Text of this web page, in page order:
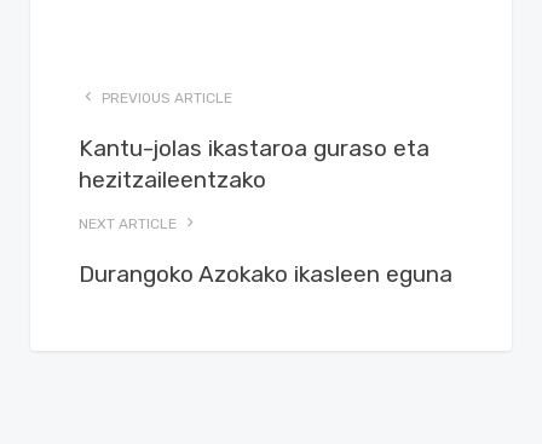
PREVIOUS ARTICLE
Kantu-jolas ikastaroa guraso eta
hezitzaileentzako
NEXT ARTICLE
Durangoko Azokako ikasleen eguna